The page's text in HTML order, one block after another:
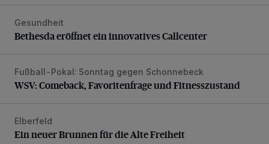
Bethesda eröffnet ein innovatives Callcenter
Gesundheit
Bethesda eröffnet ein innovatives Callcenter
WSV: Comeback, Favoritenfrage und Fitnesszustand
Fußball-Pokal: Sonntag gegen Schonnebeck
WSV: Comeback, Favoritenfrage und Fitnesszustand
Ein neuer Brunnen für die Alte Freiheit
Elberfeld
Ein neuer Brunnen für die Alte Freiheit